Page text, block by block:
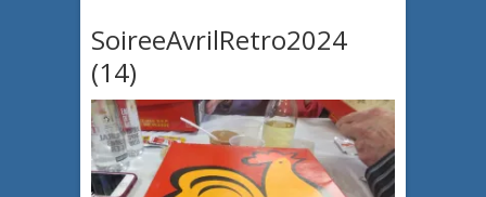
SoireeAvrilRetro2024
(14)